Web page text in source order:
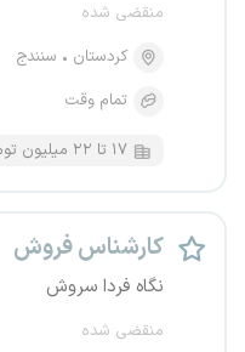
منقضی شده
کردستان
سنندج
تمام وقت
۱۷ تا ۲۲ میلیون تومان
کارشناس فروش
نگاه فردا سروش
منقضی شده